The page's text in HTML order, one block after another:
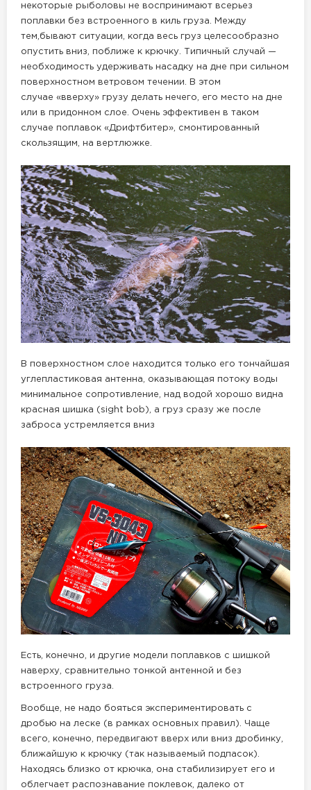
некоторые рыболовы не воспринимают всерьез
поплавки без встроенного в киль груза. Между
тем,бывают ситуации, когда весь груз целесообразно
опустить вниз, поближе к крючку. Типичный случай —
необходимость удерживать насадку на дне при сильном
поверхностном ветровом течении. В этом
случае «вверху» грузу делать нечего, его место на дне
или в придонном слое. Очень эффективен в таком
случае поплавок «Дрифтбитер», смонтированный
скользящим, на вертлюжке.
В поверхностном слое находится только его тончайшая
углепластиковая антенна, оказывающая потоку воды
минимальное сопротивление, над водой хорошо видна
красная шишка (sight bob), а груз сразу же после
заброса устремляется вниз
Есть, конечно, и другие модели поплавков с шишкой
наверху, сравнительно тонкой антенной и без
встроенного груза.
Вообще, не надо бояться экспериментировать с
дробью на леске (в рамках основных правил). Чаще
всего, конечно, передвигают вверх или вниз дробинку,
ближайшую к крючку (так называемый подпасок).
Находясь близко от крючка, она стабилизирует его и
облегчает распознавание поклевок, далеко от